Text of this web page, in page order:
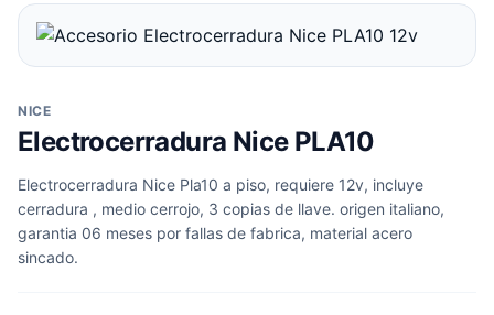
NICE
Electrocerradura Nice PLA10
Electrocerradura Nice Pla10 a piso, requiere 12v, incluye
cerradura , medio cerrojo, 3 copias de llave. origen italiano,
garantia 06 meses por fallas de fabrica, material acero
sincado.